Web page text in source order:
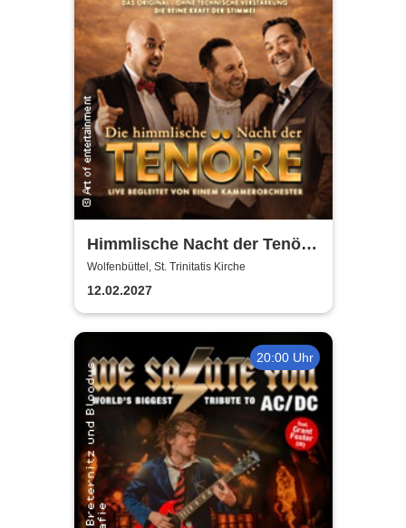
Himmlische Nacht der Tenöre
- Das Original - Live und ohne
technische Verstärkung
Wolfenbüttel, St. Trinitatis Kirche
12.02.2027
20:00 Uhr